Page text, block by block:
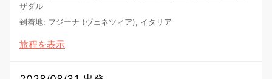
ザダル
到着地: フジーナ (ヴェネツィア), イタリア
旅程を表示